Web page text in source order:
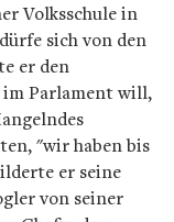
Volksschule in
sich von den
er den
Parlament will,
"wir haben bis
er seine
von seiner